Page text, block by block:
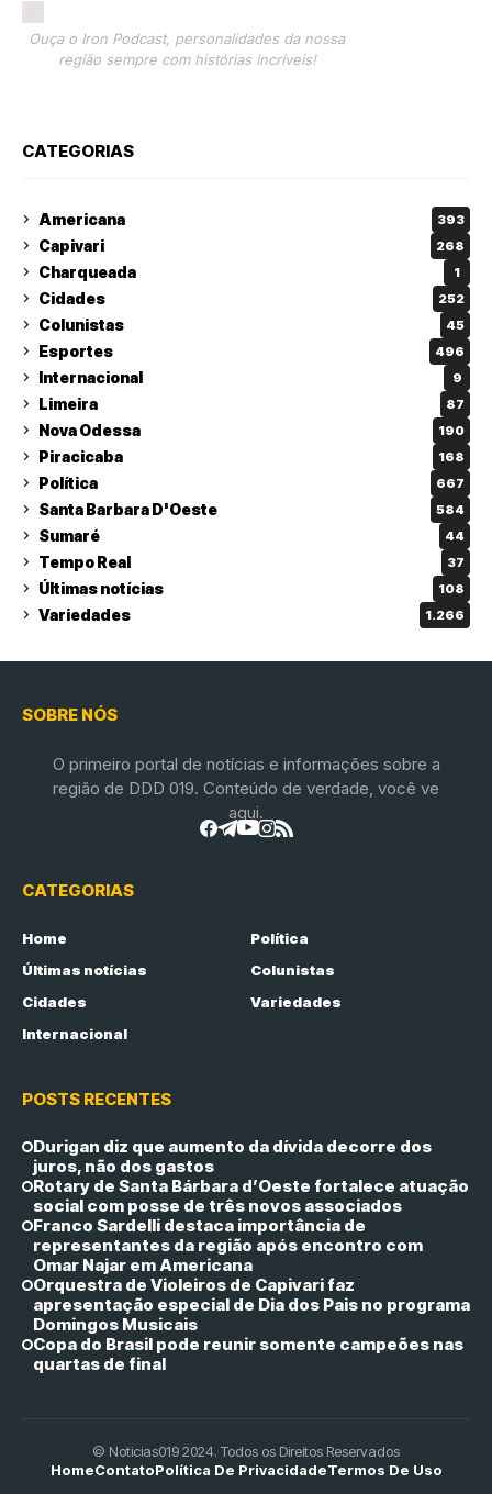
Ouça o Iron Podcast, personalidades da nossa
região sempre com histórias incríveis!
CATEGORIAS
Americana 393
Capivari 268
Charqueada 1
Cidades 252
Colunistas 45
Esportes 496
Internacional 9
Limeira 87
Nova Odessa 190
Piracicaba 168
Política 667
Santa Barbara D'Oeste 584
Sumaré 44
Tempo Real 37
Últimas notícias 108
Variedades 1.266
SOBRE NÓS
O primeiro portal de notícias e informações sobre a
região de DDD 019. Conteúdo de verdade, você ve
aqui.
CATEGORIAS
Home
Política
Últimas notícias
Colunistas
Cidades
Variedades
Internacional
POSTS RECENTES
Durigan diz que aumento da dívida decorre dos
juros, não dos gastos
Rotary de Santa Bárbara d’Oeste fortalece atuação
social com posse de três novos associados
Franco Sardelli destaca importância de
representantes da região após encontro com
Omar Najar em Americana
Orquestra de Violeiros de Capivari faz
apresentação especial de Dia dos Pais no programa
Domingos Musicais
Copa do Brasil pode reunir somente campeões nas
quartas de final
© Noticias019 2024. Todos os Direitos Reservados
HomeContatoPolítica De PrivacidadeTermos De Uso